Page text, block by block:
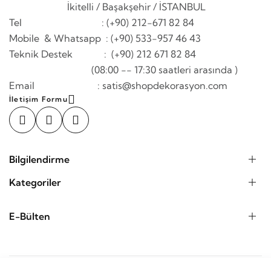
İkitelli / Başakşehir / İSTANBUL
Tel : (+90) 212-671 82 84
Mobile & Whatsapp : (+90) 533-957 46 43
Teknik Destek : (+90) 212 671 82 84
(08:00 -- 17:30 saatleri arasında )
Email : satis@shopdekorasyon.com
İletişim Formu
Bilgilendirme
Kategoriler
E-Bülten